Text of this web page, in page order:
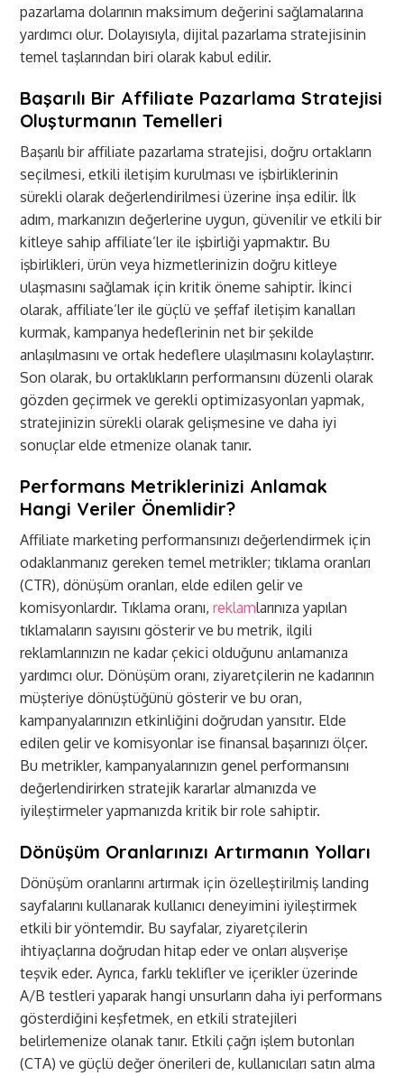
pazarlama dolarının maksimum değerini sağlamalarına
yardımcı olur. Dolayısıyla, dijital pazarlama stratejisinin
temel taşlarından biri olarak kabul edilir.
Başarılı Bir Affiliate Pazarlama Stratejisi
Oluşturmanın Temelleri
Başarılı bir affiliate pazarlama stratejisi, doğru ortakların
seçilmesi, etkili iletişim kurulması ve işbirliklerinin
sürekli olarak değerlendirilmesi üzerine inşa edilir. İlk
adım, markanızın değerlerine uygun, güvenilir ve etkili bir
kitleye sahip affiliate’ler ile işbirliği yapmaktır. Bu
işbirlikleri, ürün veya hizmetlerinizin doğru kitleye
ulaşmasını sağlamak için kritik öneme sahiptir. İkinci
olarak, affiliate’ler ile güçlü ve şeffaf iletişim kanalları
kurmak, kampanya hedeflerinin net bir şekilde
anlaşılmasını ve ortak hedeflere ulaşılmasını kolaylaştırır.
Son olarak, bu ortaklıkların performansını düzenli olarak
gözden geçirmek ve gerekli optimizasyonları yapmak,
stratejinizin sürekli olarak gelişmesine ve daha iyi
sonuçlar elde etmenize olanak tanır.
Performans Metriklerinizi Anlamak
Hangi Veriler Önemlidir?
Affiliate marketing performansınızı değerlendirmek için
odaklanmanız gereken temel metrikler; tıklama oranları
(CTR), dönüşüm oranları, elde edilen gelir ve
komisyonlardır. Tıklama oranı,reklamlarınıza yapılan
tıklamaların sayısını gösterir ve bu metrik, ilgili
reklamlarınızın ne kadar çekici olduğunu anlamanıza
yardımcı olur. Dönüşüm oranı, ziyaretçilerin ne kadarının
müşteriye dönüştüğünü gösterir ve bu oran,
kampanyalarınızın etkinliğini doğrudan yansıtır. Elde
edilen gelir ve komisyonlar ise finansal başarınızı ölçer.
Bu metrikler, kampanyalarınızın genel performansını
değerlendirirken stratejik kararlar almanızda ve
iyileştirmeler yapmanızda kritik bir role sahiptir.
Dönüşüm Oranlarınızı Artırmanın Yolları
Dönüşüm oranlarını artırmak için özelleştirilmiş landing
sayfalarını kullanarak kullanıcı deneyimini iyileştirmek
etkili bir yöntemdir. Bu sayfalar, ziyaretçilerin
ihtiyaçlarına doğrudan hitap eder ve onları alışverişe
teşvik eder. Ayrıca, farklı teklifler ve içerikler üzerinde
A/B testleri yaparak hangi unsurların daha iyi performans
gösterdiğini keşfetmek, en etkili stratejileri
belirlemenize olanak tanır. Etkili çağrı işlem butonları
(CTA) ve güçlü değer önerileri de, kullanıcıları satın alma